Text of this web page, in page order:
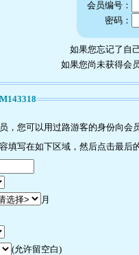
会员编号：
密码：
如果您忘记了自
如果您尚未获得会
，您可以用过路游客的身份向会
填写在如下区域，然后点击最后
月
(允许留空白)